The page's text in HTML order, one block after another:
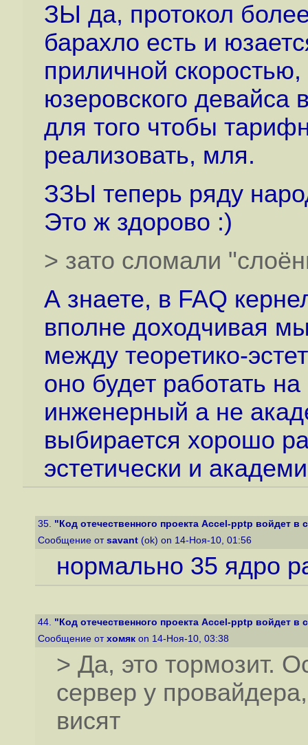
ЗЫ да, протокол
барахло есть и
приличной
юзеровского девайса
для того чтобы
реализовать, мля.
ЗЗЫ теперь ряду
Это ж здорово :)
> зато сломали
А знаете, в FAQ
вполне доходчивая
между теоретико-
оно будет работать
инженерный а не
выбирается хорошо
эстетически и
35. "Код отечественного проекта Accel-pptp войдет в
Сообщение от savant (ok) on 14-Ноя-10, 01:56
нормально 35 ядро
44. "Код отечественного проекта Accel-pptp войдет в
Сообщение от хомяк on 14-Ноя-10, 03:38
> Да, это тормозит.
сервер у
висят